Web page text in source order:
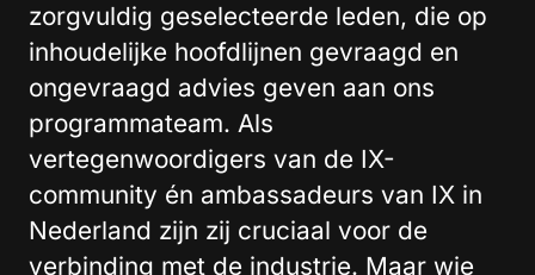
zorgvuldig geselecteerde leden, die op
inhoudelijke hoofdlijnen gevraagd en
ongevraagd advies geven aan ons
programmateam. Als
vertegenwoordigers van de IX-
community én ambassadeurs van IX in
Nederland zijn zij cruciaal voor de
verbinding met de industrie. Maar wie